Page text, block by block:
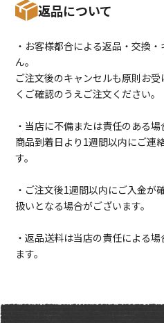
返品について
・お客様都合による返品・交換
ん。
ご注文後のキャンセルも原則お
くご確認のうえご注文ください。
・当店に不備または責任のある場
商品到着日より1週間以内にご連
す。
・ご注文後1週間以内にご入金が
扱いとなる場合がございます。
・返品送料は当店の責任による
ます。